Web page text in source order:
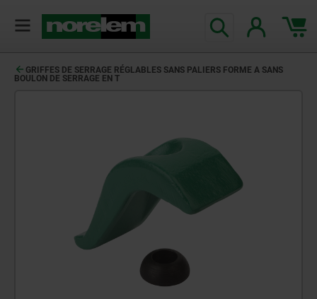
GRIFFES DE SERRAGE RÉGLABLES SANS PALIERS FORME A SANS
BOULON DE SERRAGE EN T